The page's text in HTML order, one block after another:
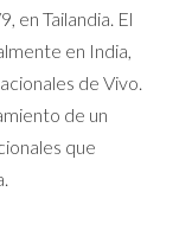
en Tailandia. El
en India,
de Vivo.
de un
que